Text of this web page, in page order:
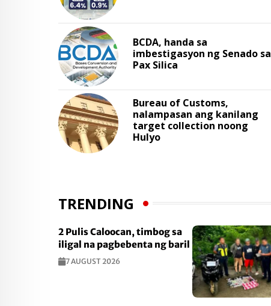
BCDA, handa sa
imbestigasyon ng Senado sa
Pax Silica
Bureau of Customs,
nalampasan ang kanilang
target collection noong
Hulyo
TRENDING
2 Pulis Caloocan, timbog sa
iligal na pagbebenta ng baril
7 AUGUST 2026